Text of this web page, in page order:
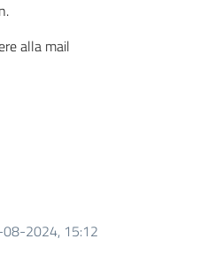
alla mail
2024, 15:12